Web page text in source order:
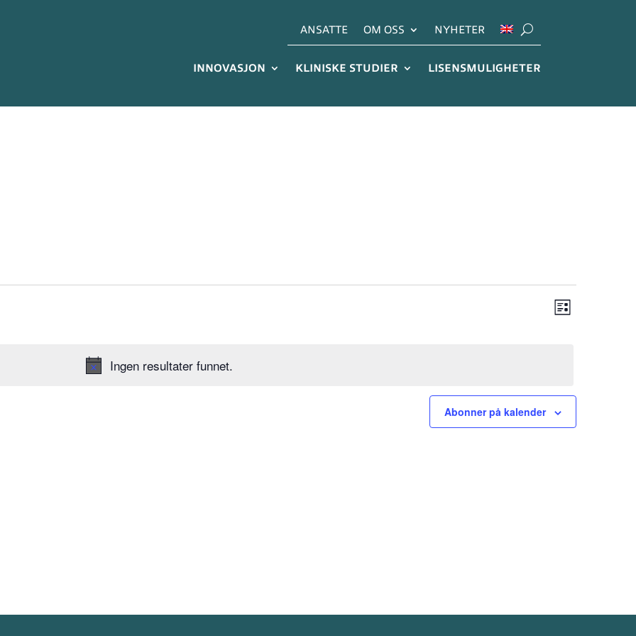
ANSATTE OM OSS NYHETER
INNOVASJON KLINISKE STUDIER LISENSMULIGHETER
Merknad
Ingen resultater funnet.
Velg
visning
Views
Liste
Abonner på kalender